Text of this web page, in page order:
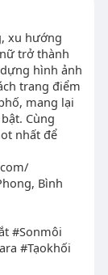
xu hướng
trở thành
hình ảnh
trang điểm
mang lại
Cùng
nhất để
Bình
#Sonmôi
#Tạokhối